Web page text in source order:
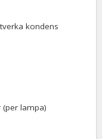
kondens
(per lampa)